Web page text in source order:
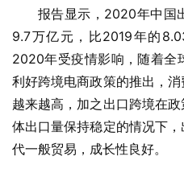
报告显示，2020年中国
9.7万亿元，比2019年的
2020年受疫情影响，随着全
利好跨境电商政策的推出，
越来越高，加之出口跨境在
体出口量保持稳定的情况下
代一般贸易，成长性良好。